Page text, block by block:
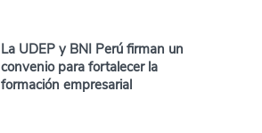
La UDEP y BNI Perú firman un
convenio para fortalecer la
formación empresarial